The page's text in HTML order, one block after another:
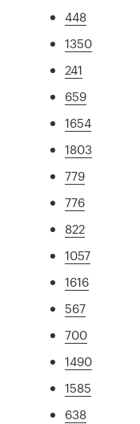
448
1350
241
659
1654
1803
779
776
822
1057
1616
567
700
1490
1585
638